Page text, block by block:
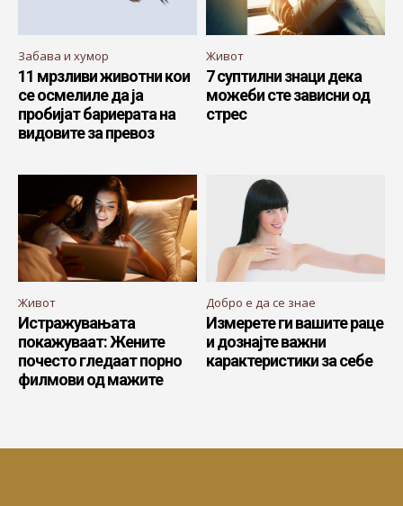
Забава и хумор
11 мрзливи животни кои
се осмелиле да ја
пробијат бариерата на
видовите за превоз
Живот
7 суптилни знаци дека
можеби сте зависни од
стрес
Живот
Истражувањата
покажуваат: Жените
почесто гледаат порно
филмови од мажите
Добро е да се знае
Измерете ги вашите раце
и дознајте важни
карактеристики за себе